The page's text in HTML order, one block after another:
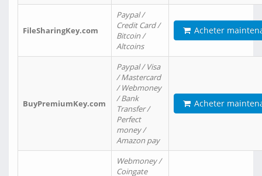
FileSharingKey.com
Paypal /
Credit Card /
Bitcoin /
Altcoins
Acheter
BuyPremiumKey.com
Paypal / Visa
/ Mastercard
/ Webmoney
/ Bank
Transfer /
Perfect
money /
Amazon pay
Acheter
Webmoney /
Coingate